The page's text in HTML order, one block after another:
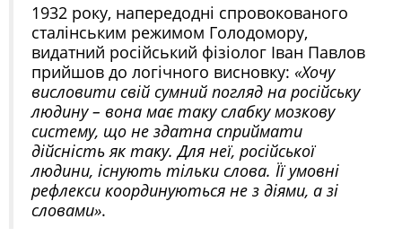
1932 року, напередодні спровокованого
сталінським режимом Голодомору,
видатний російський фізіолог Іван Павлов
прийшов до логічного висновку: «Хочу
висловити свій сумний погляд на російську
людину – вона має таку слабку мозкову
систему, що не здатна сприймати
дійсність як таку. Для неї, російської
людини, існують тільки слова. Її умовні
рефлекси координуються не з діями, а зі
словами».